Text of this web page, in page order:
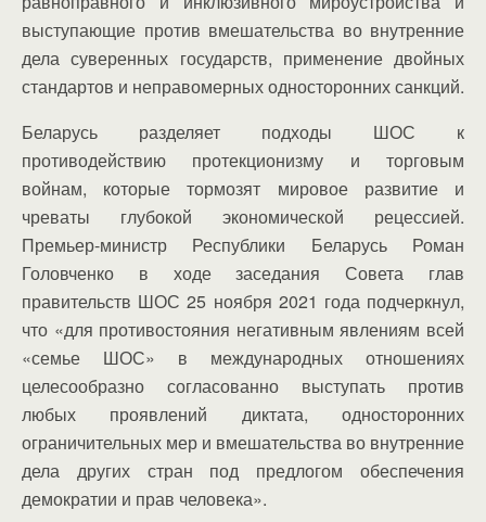
выступающие против вмешательства во внутренние
дела суверенных государств, применение двойных
стандартов и неправомерных односторонних санкций.
Беларусь разделяет подходы ШОС к
противодействию протекционизму и торговым
войнам, которые тормозят мировое развитие и
чреваты глубокой экономической рецессией.
Премьер-министр Республики Беларусь Роман
Головченко в ходе заседания Совета глав
правительств ШОС 25 ноября 2021 года подчеркнул,
что «для противостояния негативным явлениям всей
«семье ШОС» в международных отношениях
целесообразно согласованно выступать против
любых проявлений диктата, односторонних
ограничительных мер и вмешательства во внутренние
дела других стран под предлогом обеспечения
демократии и прав человека».